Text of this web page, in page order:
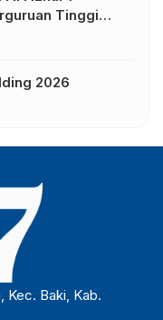
Tinggi
2026
Kec. Baki, Kab.